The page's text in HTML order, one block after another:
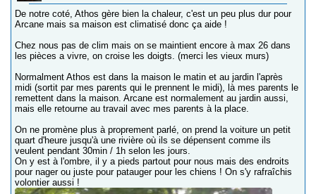
De notre coté, Athos gère bien la chaleur, c'est un peu plus dur pour
Arcane mais sa maison est climatisé donc ça aide !
Chez nous pas de clim mais on se maintient encore à max 26 dans
les pièces a vivre, on croise les doigts. (merci les vieux murs)
Normalment Athos est dans la maison le matin et au jardin l'après
midi (sortit par mes parents qui le prennent le midi), là mes parents le
remettent dans la maison. Arcane est normalement au jardin aussi,
mais elle retourne au travail avec mes parents à la place.
On ne promène plus à proprement parlé, on prend la voiture un petit
quart d'heure jusqu'à une rivière où ils se dépensent comme ils
veulent pendant 30min / 1h selon les jours.
On y est à l'ombre, il y a pieds partout pour nous mais des endroits
pour nager ou juste pour patauger pour les chiens ! On s'y rafraîchis
volontier aussi !